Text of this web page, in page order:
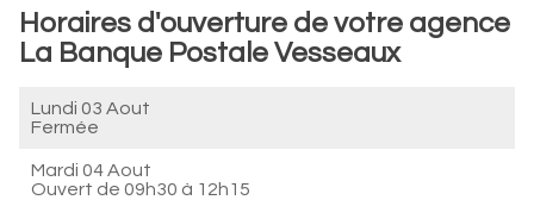
Horaires d'ouverture de votre agence
La Banque Postale Vesseaux
Lundi 03 Aout
Fermée
Mardi 04 Aout
Ouvert de 09h30 à 12h15